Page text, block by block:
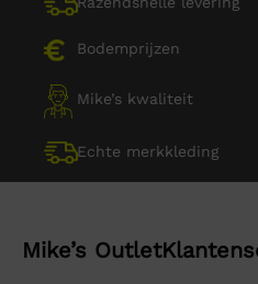
Bodemprijzen
Mike’s kwaliteit
Echte merkkleding
Mike’s Outlet